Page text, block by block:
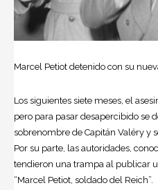
Marcel Petiot detenido con su
Los siguientes siete meses, el
pero para pasar desapercibido se
sobrenombre de Capitán Valéry y
Por su parte, las autoridades,
tendieron una trampa al publicar
“Marcel Petiot, soldado del Reich”.